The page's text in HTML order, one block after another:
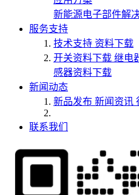
新能源电子部件解
服务支持
技术支持 资料下载
开关资料下载 继电
感器资料下载
新闻动态
新品发布 新闻资讯
联系我们